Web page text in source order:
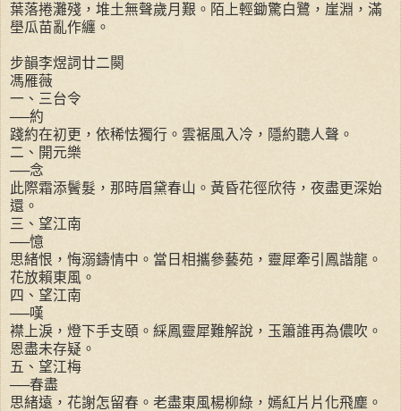
葉落捲灘殘，堆土無聲歲月艱。陌上輕鋤驚白鷺，崖淵，滿
壆瓜苗亂作纏。
步韻李煜詞廿二闋
馮雁薇
一、三台令
──約
踐約在初更，依稀怯獨行。雲裾風入冷，隱約聽人聲。
二、開元樂
──念
此際霜添鬢髮，那時眉黛春山。黃昏花徑欣待，夜盡更深始
還。
三、望江南
──憶
思緒恨，悔溺鑄情中。當日相攜參藝苑，靈犀牽引鳳諧龍。
花放賴東風。
四、望江南
──嘆
襟上淚，燈下手支頤。綵鳳靈犀難解說，玉簫誰再為儂吹。
恩盡未存疑。
五、望江梅
──春盡
思緒遠，花謝怎留春。老盡東風楊柳綠，嫣紅片片化飛塵。